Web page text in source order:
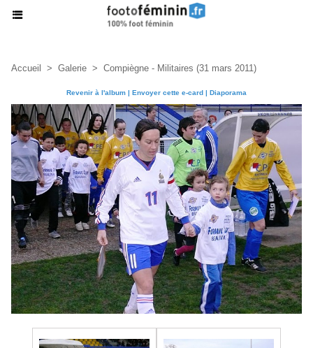
Accueil > Galerie > Compiègne - Militaires (31 mars 2011)
Revenir à l'album | Envoyer cette e-card | Diaporama